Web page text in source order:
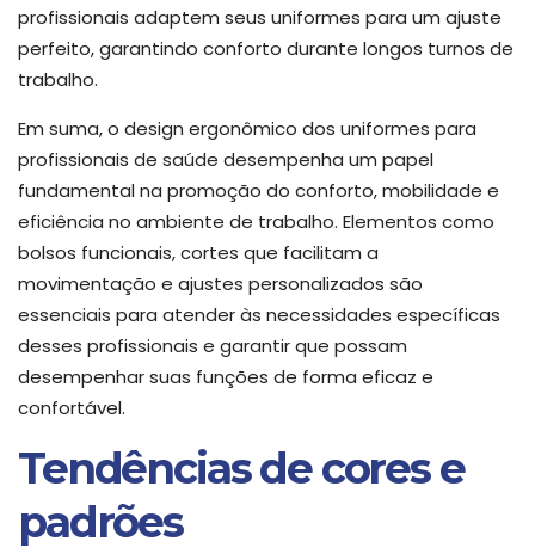
profissionais adaptem seus uniformes para um ajuste
perfeito, garantindo conforto durante longos turnos de
trabalho.
Em suma, o design ergonômico dos uniformes para
profissionais de saúde desempenha um papel
fundamental na promoção do conforto, mobilidade e
eficiência no ambiente de trabalho. Elementos como
bolsos funcionais, cortes que facilitam a
movimentação e ajustes personalizados são
essenciais para atender às necessidades específicas
desses profissionais e garantir que possam
desempenhar suas funções de forma eficaz e
confortável.
Tendências de cores e
padrões